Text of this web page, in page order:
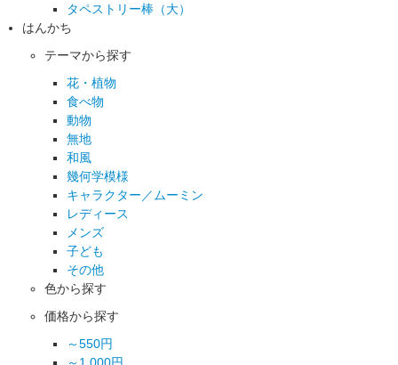
タペストリー棒（大）
はんかち
テーマから探す
花・植物
食べ物
動物
無地
和風
幾何学模様
キャラクター／ムーミン
レディース
メンズ
子ども
その他
色から探す
価格から探す
～550円
～1,000円